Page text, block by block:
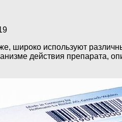
широко используют
действия